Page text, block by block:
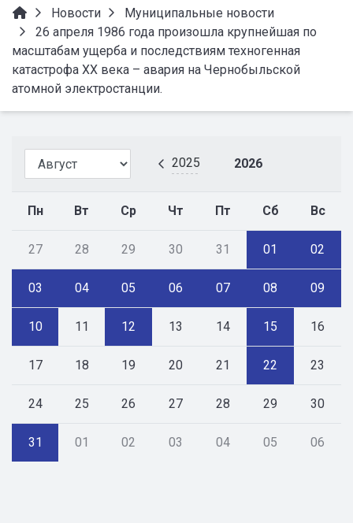
Новости
Муниципальные новости
26 апреля 1986 года произошла крупнейшая по
масштабам ущерба и последствиям техногенная
катастрофа ХХ века – авария на Чернобыльской
атомной электростанции.
2025 2026
Пн Вт Ср Чт Пт Сб Вс
27 28 29 30 31 01 02
03 04 05 06 07 08 09
10 11 12 13 14 15 16
17 18 19 20 21 22 23
24 25 26 27 28 29 30
31 01 02 03 04 05 06